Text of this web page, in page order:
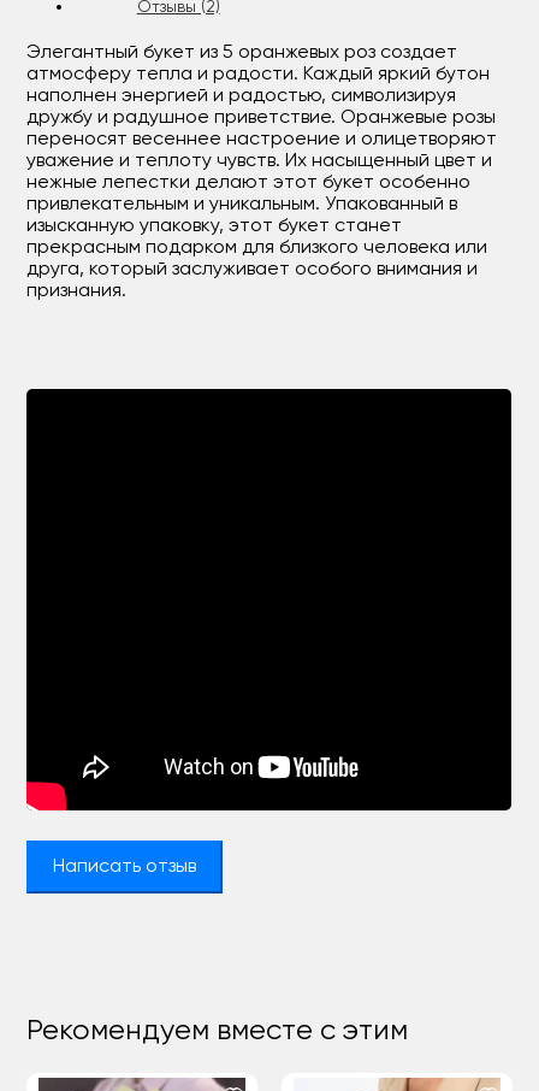
Отзывы (2)
Элегантный букет из 5 оранжевых роз создает
атмосферу тепла и радости. Каждый яркий бутон
наполнен энергией и радостью, символизируя
дружбу и радушное приветствие. Оранжевые розы
переносят весеннее настроение и олицетворяют
уважение и теплоту чувств. Их насыщенный цвет и
нежные лепестки делают этот букет особенно
привлекательным и уникальным. Упакованный в
изысканную упаковку, этот букет станет
прекрасным подарком для близкого человека или
друга, который заслуживает особого внимания и
признания.
Написать отзыв
Рекомендуем вместе с этим